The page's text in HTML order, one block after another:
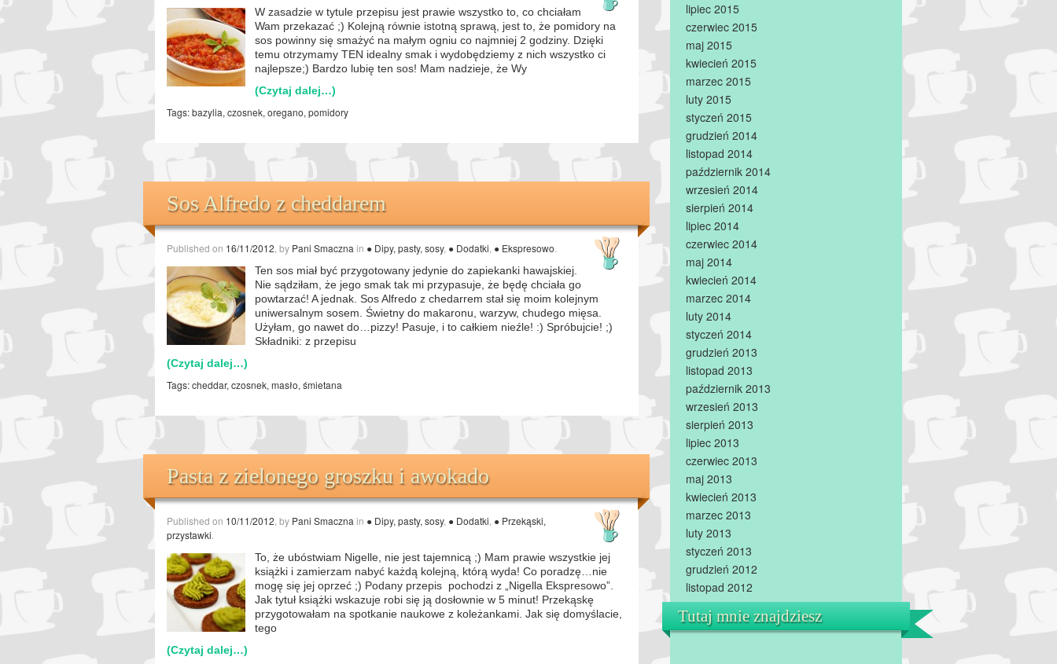
W zasadzie w tytule przepisu jest prawie wszystko to, co chciałam
Wam przekazać ;) Kolejną równie istotną sprawą, jest to, że pomidory na
sos powinny się smażyć na małym ogniu co najmniej 2 godziny. Dzięki
temu otrzymamy TEN idealny smak i wydobędziemy z nich wszystko ci
najlepsze;) Bardzo lubię ten sos! Mam nadzieje, że Wy
(Czytaj dalej…)
Tags:bazylia, czosnek, oregano, pomidory
Sos Alfredo z cheddarem
Published on 16/11/2012 , by Pani Smaczna in ● Dipy, pasty, sosy, ● Dodatki ● Ekspresowo
Ten sos miał być przygotowany jedynie do zapiekanki hawajskiej.
Nie sądziłam, że jego smak tak mi przypasuje, że będę chciała go
powtarzać! A jednak. Sos Alfredo z chedarrem stał się moim kolejnym
uniwersalnym sosem. Świetny do makaronu, warzyw, chudego mięsa.
Użyłam, go nawet do…pizzy! Pasuje, i to całkiem nieźle! :) Spróbujcie! ;)
Składniki: z przepisu
(Czytaj dalej…)
Tags:cheddar, czosnek, masło, śmietana
Pasta z zielonego groszku i awokado
Published on 10/11/2012 , by Pani Smaczna in ● Dipy, pasty, sosy, ● Dodatki ● Przekąski,
przystawki
To, że ubóstwiam Nigelle, nie jest tajemnicą ;) Mam prawie wszystkie jej
książki i zamierzam nabyć każdą kolejną, którą wyda! Co poradzę…nie
mogę się jej oprzeć ;) Podany przepis pochodzi z „Nigella Ekspresowo”.
Jak tytuł książki wskazuje robi się ją dosłownie w 5 minut! Przekąskę
przygotowałam na spotkanie naukowe z koleżankami. Jak się domyślacie,
tego
(Czytaj dalej…)
lipiec 2015
czerwiec 2015
maj 2015
kwiecień 2015
marzec 2015
luty 2015
styczeń 2015
grudzień 2014
listopad 2014
październik 2014
wrzesień 2014
sierpień 2014
lipiec 2014
czerwiec 2014
maj 2014
kwiecień 2014
marzec 2014
luty 2014
styczeń 2014
grudzień 2013
listopad 2013
październik 2013
wrzesień 2013
sierpień 2013
lipiec 2013
czerwiec 2013
maj 2013
kwiecień 2013
marzec 2013
luty 2013
styczeń 2013
grudzień 2012
listopad 2012
Tutaj mnie znajdziesz